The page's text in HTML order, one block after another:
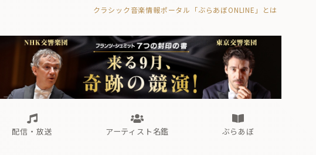
クラシック音楽情報ポータル「ぶらあぼONLINE」とは
配信・放送 アーティスト名鑑 ぶらあぼ
Aからの眺望 ぶらあぼブラス！
フォルテピアノ・オデッセイ